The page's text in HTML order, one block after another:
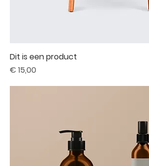
Dit is een product
Prijs
€ 15,00